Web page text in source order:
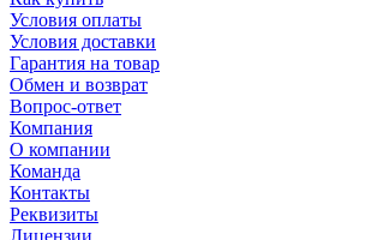
Условия оплаты
Условия доставки
Гарантия на товар
Обмен и возврат
Вопрос-ответ
Компания
О компании
Команда
Контакты
Реквизиты
Лицензии